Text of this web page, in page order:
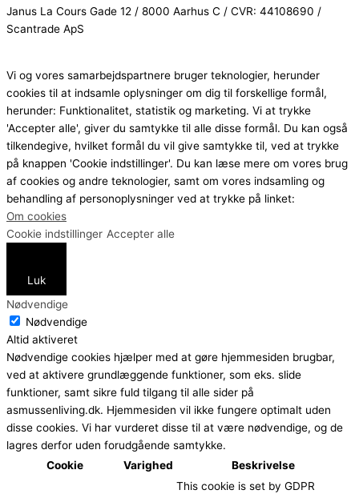
Janus La Cours Gade 12 / 8000 Aarhus C / CVR: 44108690 /
Scantrade ApS
Vi og vores samarbejdspartnere bruger teknologier, herunder
cookies til at indsamle oplysninger om dig til forskellige formål,
herunder: Funktionalitet, statistik og marketing. Vi at trykke
'Accepter alle', giver du samtykke til alle disse formål. Du kan også
tilkendegive, hvilket formål du vil give samtykke til, ved at trykke
på knappen 'Cookie indstillinger'. Du kan læse mere om vores brug
af cookies og andre teknologier, samt om vores indsamling og
behandling af personoplysninger ved at trykke på linket:
Om cookies
Cookie indstillinger Accepter alle
Luk
Nødvendige
Nødvendige
Altid aktiveret
Nødvendige cookies hjælper med at gøre hjemmesiden brugbar,
ved at aktivere grundlæggende funktioner, som eks. slide
funktioner, samt sikre fuld tilgang til alle sider på
asmussenliving.dk. Hjemmesiden vil ikke fungere optimalt uden
disse cookies. Vi har vurderet disse til at være nødvendige, og de
lagres derfor uden forudgående samtykke.
Cookie
Varighed Beskrivelse
This cookie is set by GDPR